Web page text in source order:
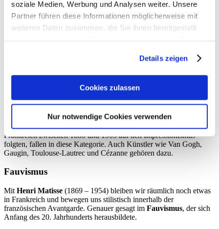
soziale Medien, Werbung und Analysen weiter. Unsere
Partner führen diese Informationen möglicherweise mit
weiteren Daten zusammen, die Sie ihnen bereitgestellt
Details zeigen
Cookies zulassen
Nur notwendige Cookies verwenden
die meisten Menschen tragen – ganz unabhängig von ihrem
gesellschaftlichen Stand. So ein Hut ist an einem sehr sonnigen Tag
natürlich auch sehr nützlich.
Kunstwerken mit Frauendarstellungen und ausgefallenen Hüten
angefertigt. Eines davon auszuwählen, fällt da gar nicht so leicht.
Hier handelt sich um das Porträt einer jungen unbekannten Frau mit
dem Impressionismus, zeitlich aber eher demPost-
Impressionismuszugeordnet werden. Alle Stile der Malerei, die in
Frankreich zwischen 1880 und 1905 auf den Impressionismus
folgten, fallen in diese Kategorie. Auch Künstler wie Van Gogh,
Gaugin, Toulouse-Lautrec und Cézanne gehören dazu.
Fauvismus
Mit Henri Matisse (1869 – 1954) bleiben wir räumlich noch etwas
in Frankreich und bewegen uns stilistisch innerhalb der
französischen Avantgarde. Genauer gesagt im Fauvismus, der sich
Anfang des 20. Jahrhunderts herausbildete.